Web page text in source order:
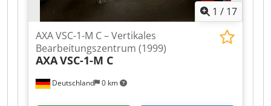
eignet sich für die 3-Achs-Bearbeitung. *
1 / 17
Deutschland 0 km
AXA VSC-1-M C – Vertikales
Bearbeitungszentrum (1999)
AXAVSC-1-M C